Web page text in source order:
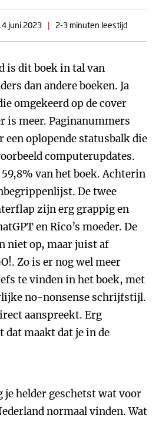
juni 2023 | 2-3 minuten leestijd
is dit boek in tal van
dan andere boeken. Ja
omgekeerd op de cover
is meer. Paginanummers
een oplopende statusbalk die
computerupdates.
59,8% van het boek. Achterin
De twee
zijn erg grappig en
en Rico’s moeder. De
niet op, maar juist af
Zo is er nog wel meer
te vinden in het boek, met
no-nonsense schrijfstijl.
aanspreekt. Erg
maakt dat je in de
helder geschetst wat voor
normaal vinden. Wat